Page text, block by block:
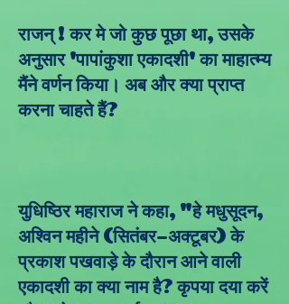
राजन् ! कर मे जो कुछ पूछा था, उसके
अनुसार 'पापांकुशा एकादशी' का माहात्म्य
मैंने वर्णन किया। अब और क्या प्राप्त
करना चाहते हैं?
युधिष्ठिर महाराज ने कहा, "हे मधुसूदन,
अश्विन महीने (सितंबर-अक्टूबर) के
प्रकाश पखवाड़े के दौरान आने वाली
एकादशी का क्या नाम है? कृपया दया करें